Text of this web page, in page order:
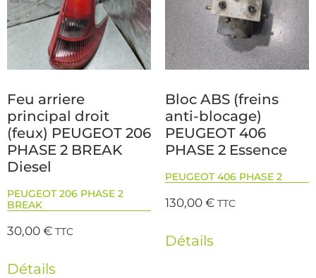
Feu arriere
principal droit
(feux) PEUGEOT 206
PHASE 2 BREAK
Diesel
PEUGEOT 206 PHASE 2
BREAK
30,00€ TTC
Détails
Bloc ABS (freins
anti-blocage)
PEUGEOT 406
PHASE 2 Essence
PEUGEOT 406 PHASE 2
130,00€ TTC
Détails